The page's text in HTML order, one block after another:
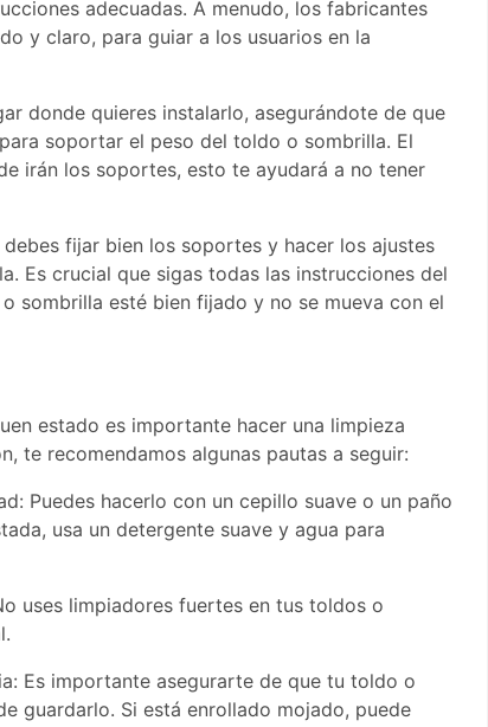
adecuadas. A menudo, los fabricantes
y claro, para guiar a los usuarios en la
donde quieres instalarlo, asegurándote de que
soportar el peso del toldo o sombrilla. El
irán los soportes, esto te ayudará a no tener
fijar bien los soportes y hacer los ajustes
Es crucial que sigas todas las instrucciones del
sombrilla esté bien fijado y no se mueva con el
estado es importante hacer una limpieza
te recomendamos algunas pautas a seguir:
Puedes hacerlo con un cepillo suave o un paño
usa un detergente suave y agua para
uses limpiadores fuertes en tus toldos o
Es importante asegurarte de que tu toldo o
guardarlo. Si está enrollado mojado, puede